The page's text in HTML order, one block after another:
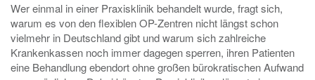
Wer einmal in einer Praxisklinik behandelt wurde, fragt sich,
warum es von den flexiblen OP-Zentren nicht längst schon
vielmehr in Deutschland gibt und warum sich zahlreiche
Krankenkassen noch immer dagegen sperren, ihren Patienten
eine Behandlung ebendort ohne großen bürokratischen Aufwand